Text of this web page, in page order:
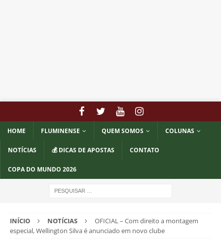
HOME FLUMINENSE QUEM SOMOS COLUNAS
NOTÍCIAS 💰 DICAS DE APOSTAS CONTATO
COPA DO MUNDO 2026
INÍCIO NOTÍCIAS
OFICIAL – Com direito a montagem
especial, Wellington Silva é anunciado em novo clube